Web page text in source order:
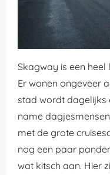
Skagway is een
Er wonen ongeveer
stad wordt dagelijks
name
met de grote
nog een paar
wat kitsch aan. Hier